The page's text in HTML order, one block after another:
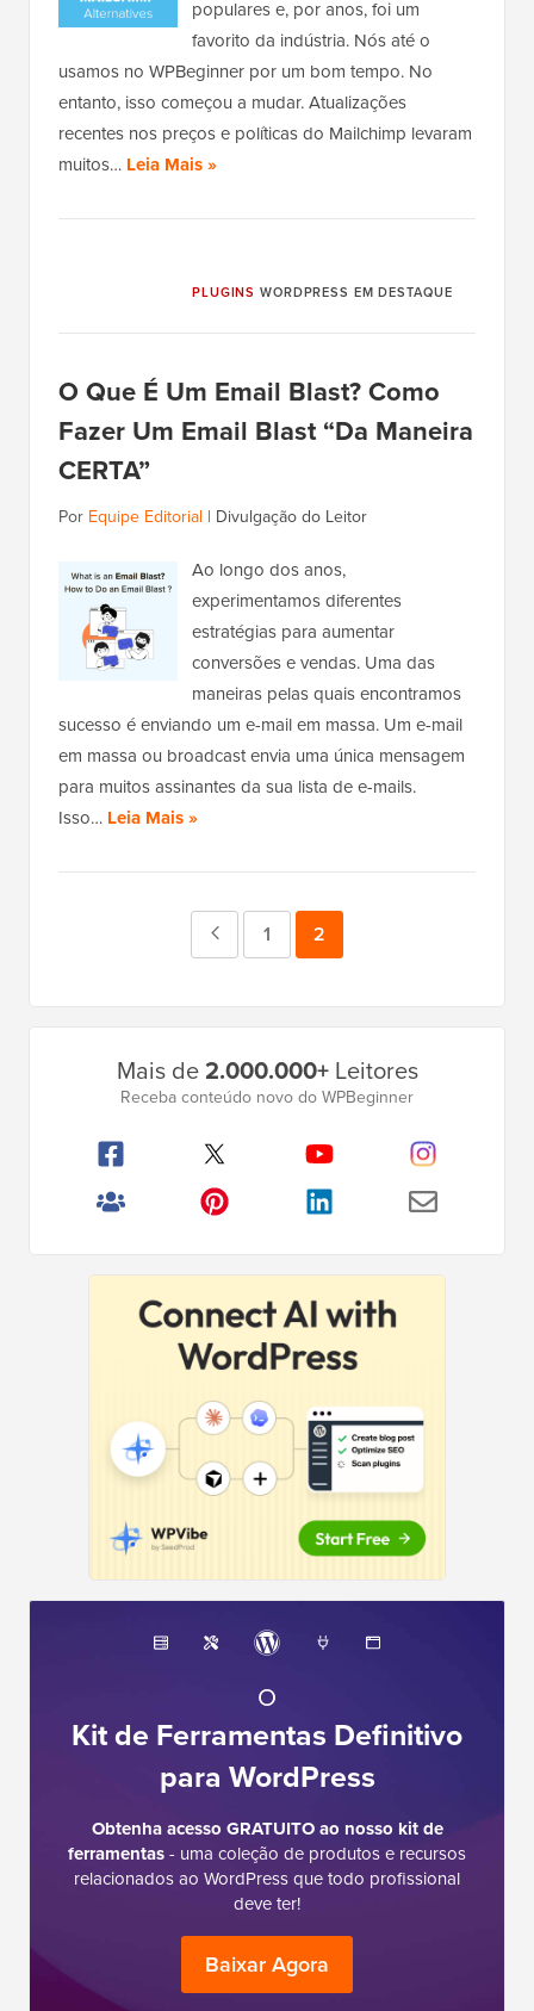
populares e, por anos, foi um
favorito da indústria. Nós até o
usamos no WPBeginner por um bom tempo. No
entanto, isso começou a mudar. Atualizações
recentes nos preços e políticas do Mailchimp levaram
muitos… Leia Mais »
PLUGINS WORDPRESS EM DESTAQUE
O Que É Um Email Blast? Como
Fazer Um Email Blast “Da Maneira
CERTA”
Por Equipe Editorial | Divulgação do Leitor
Ao longo dos anos,
experimentamos diferentes
estratégias para aumentar
conversões e vendas. Uma das
maneiras pelas quais encontramos
sucesso é enviando um e-mail em massa. Um e-mail
em massa ou broadcast envia uma única mensagem
para muitos assinantes da sua lista de e-mails.
Isso… Leia Mais »
PáginaPágina
1 Página
2
Mais de2.000.000+Leitores
Receba conteúdo novo do WPBeginner
O
Kit de Ferramentas Definitivo
para WordPress
Obtenha acesso GRATUITO ao nosso kit de
ferramentas- uma coleção de produtos e recursos
relacionados ao WordPress que todo profissional
deve ter!
Baixar Agora